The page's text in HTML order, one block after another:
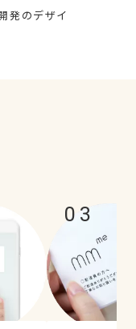
発のデザイ
03